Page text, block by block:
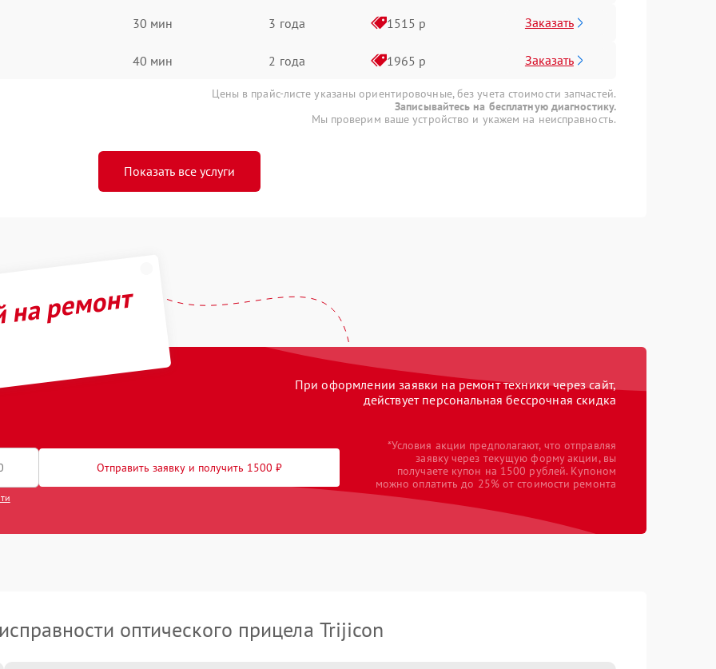
30 мин 3 года 1515 р Заказать
40 мин 2 года 1965 р Заказать
Цены в прайс-листе указаны ориентировочные, без учета стоимости запчастей.
Записывайтесь на бесплатную диагностику.
Мы проверим ваше устройство и укажем на неисправность.
Показать все услуги
ремонт
При оформлении заявки на ремонт техники через сайт,
действует персональная бессрочная скидка
Отправить заявку и получить 1500 ₽
*Условия акции предполагают, что отправляя
заявку через текущую форму акции, вы
получаете купон на 1500 рублей. Купоном
можно оплатить до 25% от стоимости ремонта
оптического прицела Trijicon